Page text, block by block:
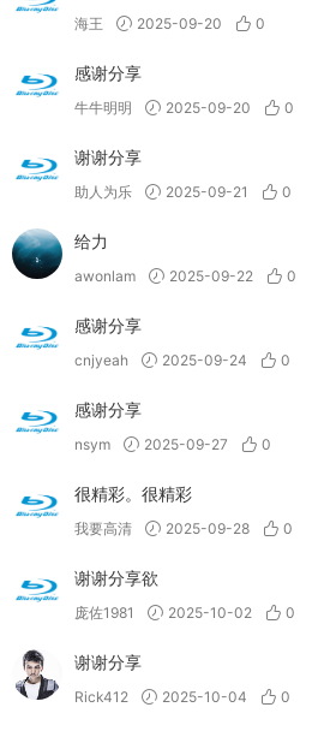
海王 2025-09-20 0
感谢分享
牛牛明明 2025-09-20 0
谢谢分享
助人为乐 2025-09-21 0
给力
awonlam 2025-09-22 0
感谢分享
cnjyeah 2025-09-24 0
感谢分享
nsym 2025-09-27 0
很精彩。很精彩
我要高清 2025-09-28 0
谢谢分享欲
庞佐1981 2025-10-02 0
谢谢分享
Rick412 2025-10-04 0